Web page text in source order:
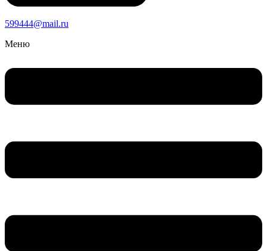
599444@mail.ru
Меню